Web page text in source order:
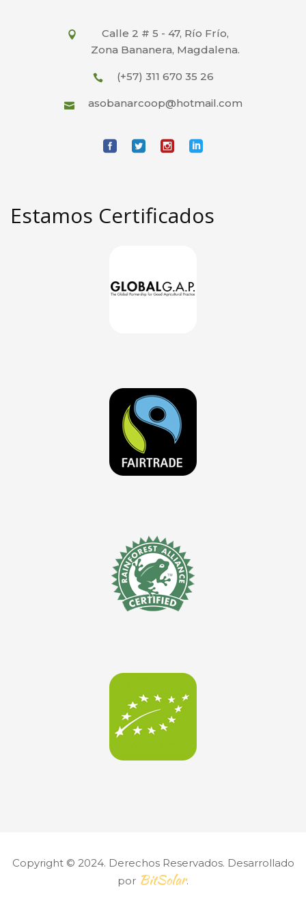
Calle 2 # 5 - 47, Río Frío,
Zona Bananera, Magdalena.
(+57) 311 670 35 26
asobanarcoop@hotmail.com
Estamos Certificados
Copyright © 2024. Derechos Reservados. Desarrollado
por BitSolar.